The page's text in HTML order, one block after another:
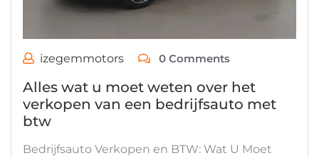
izegemmotors 0 Comments
Alles wat u moet weten over het
verkopen van een bedrijfsauto met
btw
Bedrijfsauto Verkopen en BTW: Wat U Moet